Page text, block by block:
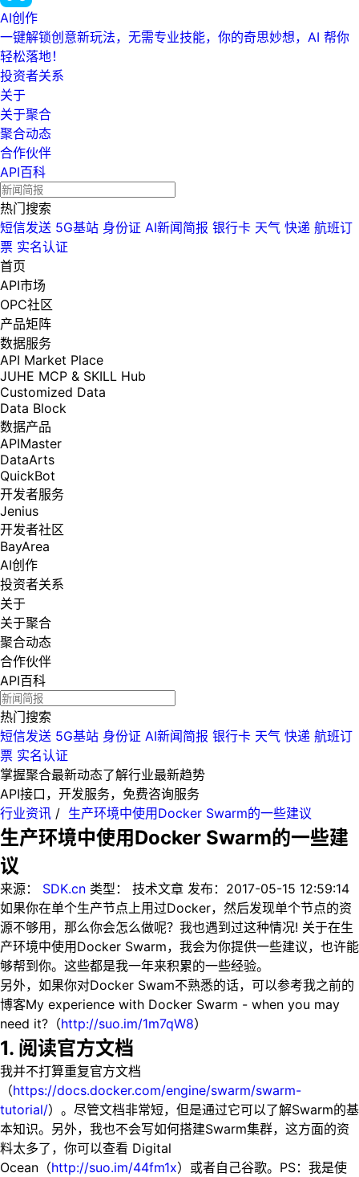
AI创作
一键解锁创意新玩法，无需专业技能，你的奇思妙想，AI 帮你
轻松落地！
投资者关系
关于
关于聚合
聚合动态
合作伙伴
API百科
热门搜索
短信发送 5G基站 身份证 AI新闻简报 银行卡 天气 快递 航班订
票 实名认证
首页
API市场
OPC社区
产品矩阵
数据服务
API Market Place
JUHE MCP & SKILL Hub
Customized Data
Data Block
数据产品
APIMaster
DataArts
QuickBot
开发者服务
Jenius
开发者社区
BayArea
AI创作
投资者关系
关于
关于聚合
聚合动态
合作伙伴
API百科
热门搜索
短信发送 5G基站 身份证 AI新闻简报 银行卡 天气 快递 航班订
票 实名认证
掌握聚合最新动态了解行业最新趋势
API接口，开发服务，免费咨询服务
行业资讯 / 生产环境中使用Docker Swarm的一些建议
生产环境中使用Docker Swarm的一些建
议
来源： SDK.cn 类型： 技术文章 发布： 2017-05-15 12:59:14
如果你在单个生产节点上用过Docker，然后发现单个节点的资
源不够用，那么你会怎么做呢？我也遇到过这种情况! 关于在生
产环境中使用Docker Swarm，我会为你提供一些建议，也许能
够帮到你。这些都是我一年来积累的一些经验。
另外，如果你对Docker Swam不熟悉的话，可以参考我之前的
博客My experience with Docker Swarm - when you may
need it?（http://suo.im/1m7qW8）
1. 阅读官方文档
我并不打算重复官方文档
（https://docs.docker.com/engine/swarm/swarm-
tutorial/）。尽管文档非常短，但是通过它可以了解Swarm的基
本知识。另外，我也不会写如何搭建Swarm集群，这方面的资
料太多了，你可以查看 Digital
Ocean（http://suo.im/44fm1x）或者自己谷歌。PS：我是使